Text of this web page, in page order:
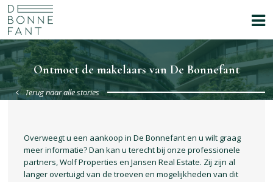
Terug naar alle stories
Ontmoet de makelaars van De Bonnefant
Overweegt u een aankoop in De Bonnefant en u wilt graag
meer informatie? Dan kan u terecht bij onze professionele
partners, Wolf Properties en Jansen Real Estate. Zij zijn al
langer overtuigd van de troeven en mogelijkheden van dit